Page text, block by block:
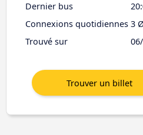
Dernier bus
Connexions quotidiennes 3
Trouvé sur